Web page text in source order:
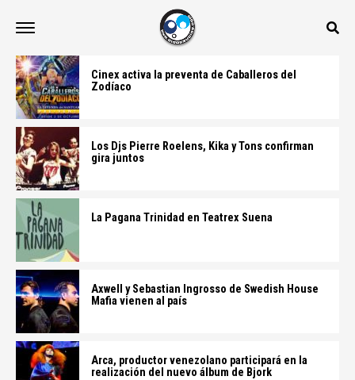
Cinex activa la preventa de Caballeros del
Zodíaco
Los Djs Pierre Roelens, Kika y Tons confirman
gira juntos
La Pagana Trinidad en Teatrex Suena
Axwell y Sebastian Ingrosso de Swedish House
Mafia vienen al país
Arca, productor venezolano participará en la
realización del nuevo álbum de Bjork